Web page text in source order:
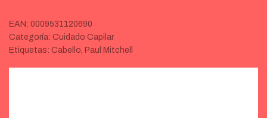
EAN: 0009531120690
Categoría: Cuidado Capilar
Etiquetas: Cabello, Paul Mitchell